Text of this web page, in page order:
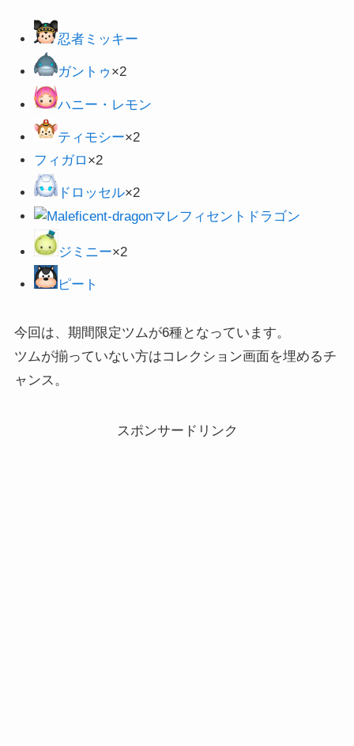
忍者ミッキー
ガントゥ ×2
ハニー・レモン
ティモシー×2
フィガロ ×2
ドロッセル×2
マレフィセントドラゴン
ジミニー×2
ピート
今回は、期間限定ツムが6種となっています。
ツムが揃っていない方はコレクション画面を埋めるチ
ャンス。
スポンサードリンク